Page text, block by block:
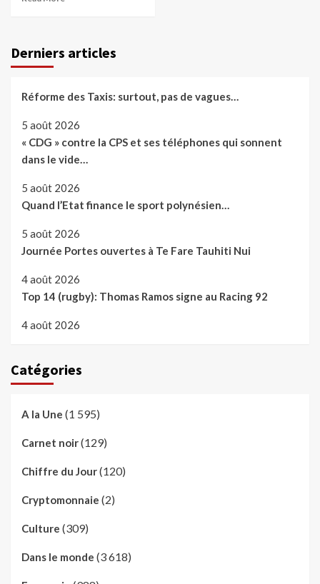
Derniers articles
Réforme des Taxis: surtout, pas de vagues…
5 août 2026
« CDG » contre la CPS et ses téléphones qui sonnent
dans le vide…
5 août 2026
Quand l’Etat finance le sport polynésien…
5 août 2026
Journée Portes ouvertes à Te Fare Tauhiti Nui
4 août 2026
Top 14 (rugby): Thomas Ramos signe au Racing 92
4 août 2026
Catégories
A la Une (1 595)
Carnet noir(129)
Chiffre du Jour(120)
Cryptomonnaie (2)
Culture (309)
Dans le monde (3 618)